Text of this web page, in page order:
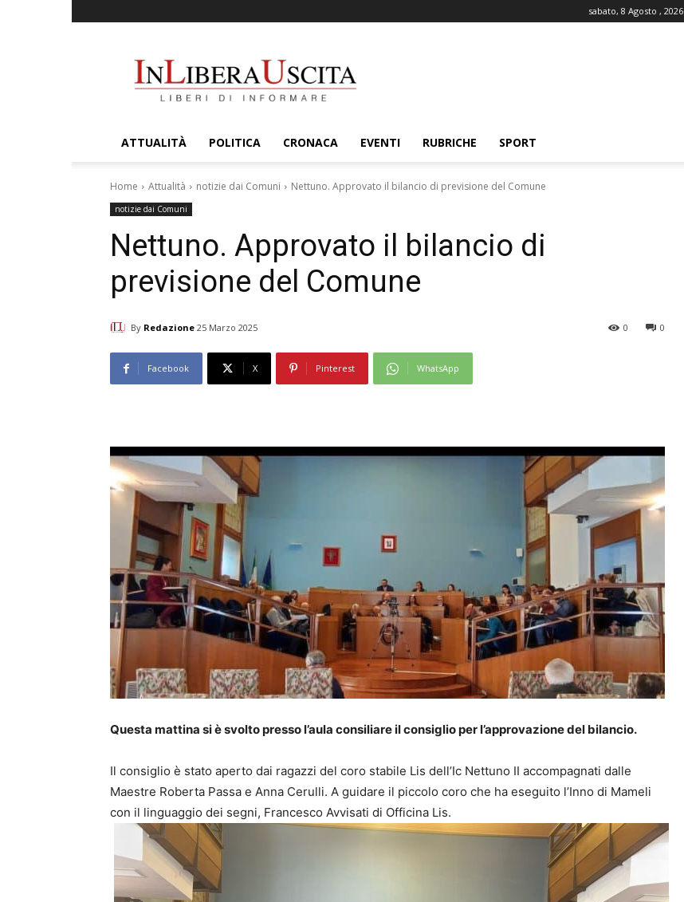
sabato, 8 Agosto , 2026
ATTUALITÀ POLITICA CRONACA EVENTI RUBRICHE SPORT
Home Attualità notizie dai Comuni Nettuno. Approvato il bilancio di previsione del Comune
notizie dai Comuni
Nettuno. Approvato il bilancio di
previsione del Comune
By Redazione 25 Marzo 2025 0
0
Facebook X Pinterest WhatsApp
Questa mattina si è svolto presso l’aula consiliare il consiglio per l’approvazione del bilancio.
Il consiglio è stato aperto dai ragazzi del coro stabile Lis dell’Ic Nettuno II accompagnati dalle
Maestre Roberta Passa e Anna Cerulli. A guidare il piccolo coro che ha eseguito l’Inno di Mameli
con il linguaggio dei segni, Francesco Avvisati di Officina Lis.